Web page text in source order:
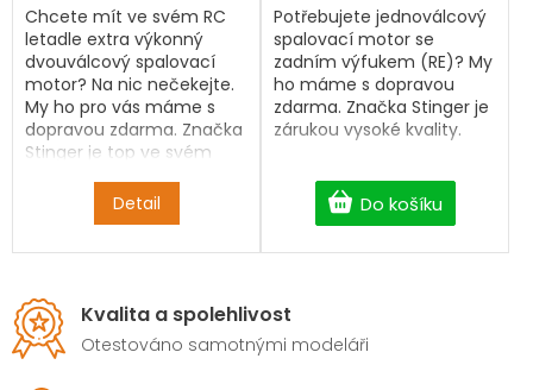
Detail
Chcete mít ve svém RC
letadle extra výkonný
dvouválcový spalovací
motor? Na nic nečekejte.
My ho pro vás máme s
dopravou zdarma. Značka
Stinger je top ve svém
hvězdiček.
Do košíku
Potřebujete jednoválcový
spalovací motor se
zadním výfukem (RE)? My
ho máme s dopravou
zdarma. Značka Stinger je
zárukou vysoké kvality.
Kvalita a spolehlivost
Otestováno samotnými modeláři